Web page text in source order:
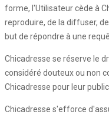
forme, l'Utilisateur cède à
reproduire, de la diffuser,
but de répondre à une
Chicadresse se réserve le
considéré douteux ou non
Chicadresse pour leur
Chicadresse s'efforce